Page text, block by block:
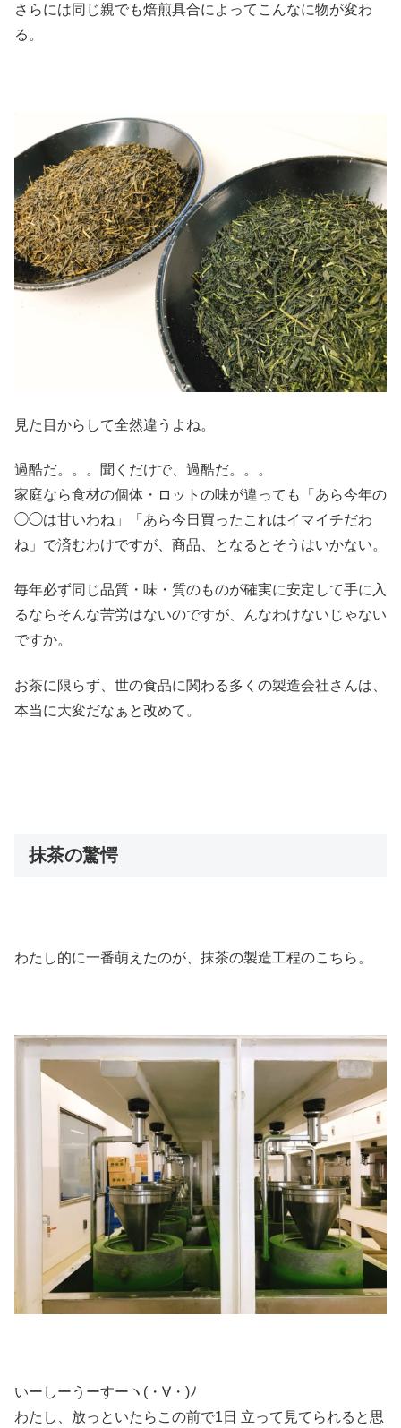
さらには同じ親でも焙煎具合によってこんなに物が変わ
る。
見た目からして全然違うよね。
過酷だ。。。聞くだけで、過酷だ。。。
家庭なら食材の個体・ロットの味が違っても「あら今年の
◯◯は甘いわね」「あら今日買ったこれはイマイチだわ
ね」で済むわけですが、商品、となるとそうはいかない。
毎年必ず同じ品質・味・質のものが確実に安定して手に入
るならそんな苦労はないのですが、んなわけないじゃない
ですか。
お茶に限らず、世の食品に関わる多くの製造会社さんは、
本当に大変だなぁと改めて。
抹茶の驚愕
わたし的に一番萌えたのが、抹茶の製造工程のこちら。
いーしーうーすーヽ(・∀・)ﾉ
わたし、放っといたらこの前で1日 立って見てられると思